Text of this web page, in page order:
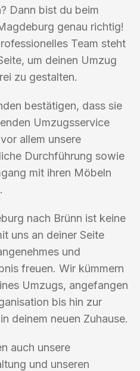
Dann bist du beim
genau richtig!
Team steht
um deinen Umzug
zu gestalten.
bestätigen, dass sie
Umzugsservice
allem unsere
Durchführung sowie
mit ihren Möbeln
nach Brünn ist keine
uns an deiner Seite
und
freuen. Wir kümmern
Umzugs, angefangen
bis hin zur
deinem neuen Zuhause.
auch unsere
und unseren